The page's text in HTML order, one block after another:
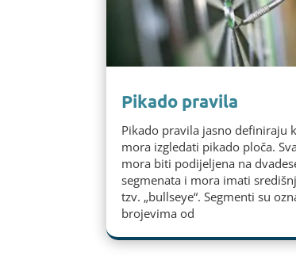
Pikado pravila
Pikado pravila jasno definiraju
mora izgledati pikado ploča.
mora biti podijeljena na
segmenata i mora imati
tzv. „bullseye“. Segmenti su
brojevima od